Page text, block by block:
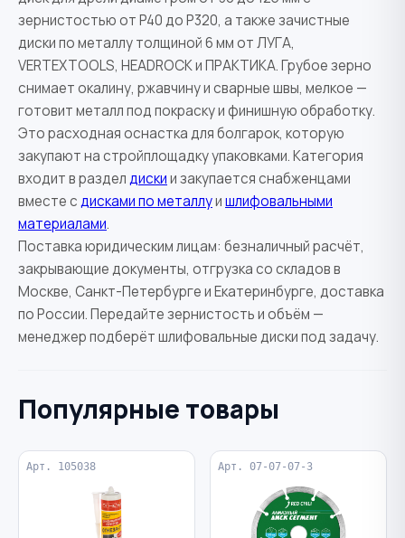
зернистостью от P40 до P320, а также зачистные
диски по металлу толщиной 6 мм от ЛУГА,
VERTEXTOOLS, HEADROCK и ПРАКТИКА. Грубое зерно
снимает окалину, ржавчину и сварные швы, мелкое —
готовит металл под покраску и финишную обработку.
Это расходная оснастка для болгарок, которую
закупают на стройплощадку упаковками. Категория
входит в разделдискии закупается снабженцами
вместе сдисками по металлуишлифовальными
материалами.
Поставка юридическим лицам: безналичный расчёт,
закрывающие документы, отгрузка со складов в
Москве, Санкт-Петербурге и Екатеринбурге, доставка
по России. Передайте зернистость и объём —
менеджер подберёт шлифовальные диски под задачу.
Популярные товары
Арт. 105038 Арт. 07-07-07-3